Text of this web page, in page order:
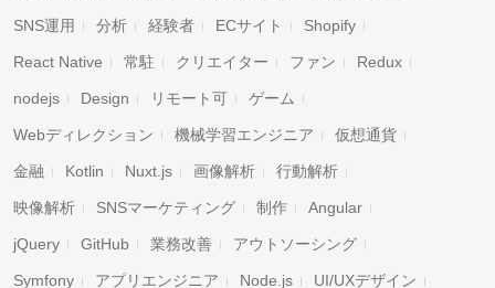
SNS運用 分析 経験者 ECサイト Shopify
React Native 常駐 クリエイター ファン Redux
nodejs Design リモート可 ゲーム
Webディレクション 機械学習エンジニア 仮想通貨
金融 Kotlin Nuxt.js 画像解析 行動解析
映像解析 SNSマーケティング 制作 Angular
jQuery GitHub 業務改善 アウトソーシング
Symfony アプリエンジニア Node.js UI/UXデザイン